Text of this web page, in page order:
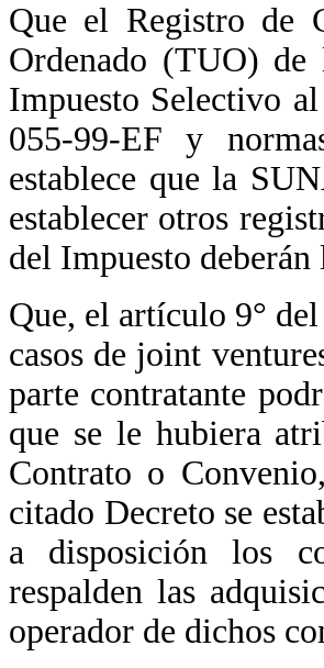
Que el Registro de
Ordenado (TUO)
Impuesto Selectivo
055-99-EF y
establece que la
establecer otros
del Impuesto deberán
Que, el artículo 9°
casos de joint
parte contratante
que se le hubiera
Contrato o
citado Decreto se
a disposición los
respalden las
operador de dichos